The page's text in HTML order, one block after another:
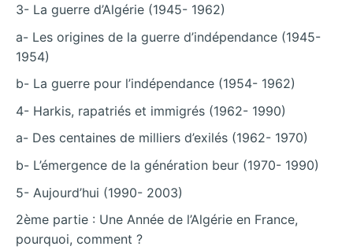
3- La guerre d’Algérie (1945- 1962)
a- Les origines de la guerre d’indépendance (1945-
1954)
b- La guerre pour l’indépendance (1954- 1962)
4- Harkis, rapatriés et immigrés (1962- 1990)
a- Des centaines de milliers d’exilés (1962- 1970)
b- L’émergence de la génération beur (1970- 1990)
5- Aujourd’hui (1990- 2003)
2ème partie : Une Année de l’Algérie en France,
pourquoi, comment ?